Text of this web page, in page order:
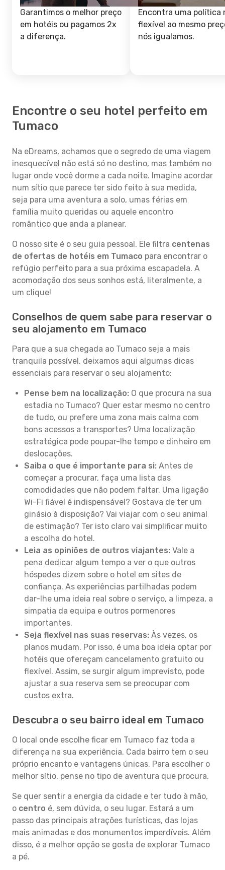
Garantimos o melhor preço
em hotéis ou pagamos 2x
a diferença.
Encontra uma política
flexível ao mesmo
nós igualamos.
Encontre o seu hotel perfeito em
Tumaco
Na eDreams, achamos que o segredo de uma viagem
inesquecível não está só no destino, mas também no
lugar onde você dorme a cada noite. Imagine acordar
num sítio que parece ter sido feito à sua medida,
seja para uma aventura a solo, umas férias em
família muito queridas ou aquele encontro
romântico que anda a planear.
O nosso site é o seu guia pessoal. Ele filtra centenas
de ofertas de hotéis em Tumaco para encontrar o
refúgio perfeito para a sua próxima escapadela. A
acomodação dos seus sonhos está, literalmente, a
um clique!
Conselhos de quem sabe para reservar o
seu alojamento em Tumaco
Para que a sua chegada ao Tumaco seja a mais
tranquila possível, deixamos aqui algumas dicas
essenciais para reservar o seu alojamento:
Pense bem na localização: O que procura na sua
estadia no Tumaco? Quer estar mesmo no centro
de tudo, ou prefere uma zona mais calma com
bons acessos a transportes? Uma localização
estratégica pode poupar-lhe tempo e dinheiro em
deslocações.
Saiba o que é importante para si: Antes de
começar a procurar, faça uma lista das
comodidades que não podem faltar. Uma ligação
Wi-Fi fiável é indispensável? Gostava de ter um
ginásio à disposição? Vai viajar com o seu animal
de estimação? Ter isto claro vai simplificar muito
a escolha do hotel.
Leia as opiniões de outros viajantes: Vale a
pena dedicar algum tempo a ver o que outros
hóspedes dizem sobre o hotel em sites de
confiança. As experiências partilhadas podem
dar-lhe uma ideia real sobre o serviço, a limpeza, a
simpatia da equipa e outros pormenores
importantes.
Seja flexível nas suas reservas: Às vezes, os
planos mudam. Por isso, é uma boa ideia optar por
hotéis que ofereçam cancelamento gratuito ou
flexível. Assim, se surgir algum imprevisto, pode
ajustar a sua reserva sem se preocupar com
custos extra.
Descubra o seu bairro ideal em Tumaco
O local onde escolhe ficar em Tumaco faz toda a
diferença na sua experiência. Cada bairro tem o seu
próprio encanto e vantagens únicas. Para escolher o
melhor sítio, pense no tipo de aventura que procura.
Se quer sentir a energia da cidade e ter tudo à mão,
o centro é, sem dúvida, o seu lugar. Estará a um
passo das principais atrações turísticas, das lojas
mais animadas e dos monumentos imperdíveis. Além
disso, é a melhor opção se gosta de explorar Tumaco
a pé.